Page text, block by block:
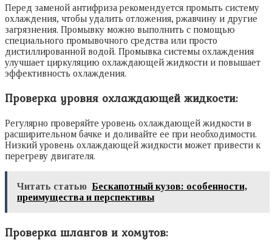
Перед заменой антифриза рекомендуется промыть систему
охлаждения, чтобы удалить отложения, ржавчину и другие
загрязнения. Промывку можно выполнить с помощью
специального промывочного средства или просто
дистиллированной водой. Промывка системы охлаждения
улучшает циркуляцию охлаждающей жидкости и повышает
эффективность охлаждения.
Проверка уровня охлаждающей жидкости:
Регулярно проверяйте уровень охлаждающей жидкости в
расширительном бачке и доливайте ее при необходимости.
Низкий уровень охлаждающей жидкости может привести к
перегреву двигателя.
Читать статью Бескапотный кузов: особенности,
преимущества и перспективы
Проверка шлангов и хомутов: